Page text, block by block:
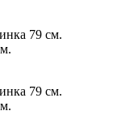
79 см.
79 см.